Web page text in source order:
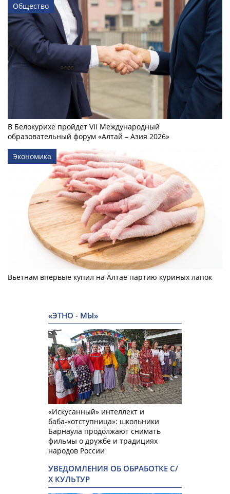
Общество
В Белокурихе пройдет VII Международный
образовательный форум «Алтай – Азия 2026»
Экономика
Вьетнам впервые купил на Алтае партию куриных лапок
«ЭТНО - МЫ»
«Искусанный» интеллект и
баба-«отступница»: школьники
Барнаула продолжают снимать
фильмы о дружбе и традициях
народов России
УВЕДОМЛЕНИЯ ОБ ОБРАБОТКЕ С/
Х КУЛЬТУР